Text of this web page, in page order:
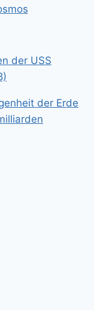
der USS
der Erde